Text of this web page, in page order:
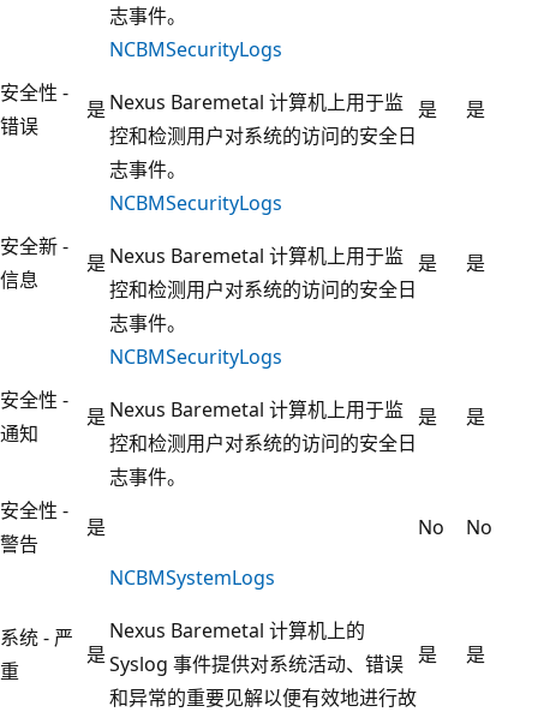
志事件。
安全性 -
错误
是
NCBMSecurityLogs
Nexus Baremetal 计算机上用于监
控和检测用户对系统的访问的安全日
志事件。
是 是
安全新 -
信息
是
NCBMSecurityLogs
Nexus Baremetal 计算机上用于监
控和检测用户对系统的访问的安全日
志事件。
是 是
安全性 -
通知
是
NCBMSecurityLogs
Nexus Baremetal 计算机上用于监
控和检测用户对系统的访问的安全日
志事件。
是 是
安全性 -
警告
是 No No
系统 - 严
重
是
NCBMSystemLogs
Nexus Baremetal 计算机上的
Syslog 事件提供对系统活动、错误
和异常的重要见解以便有效地进行故
是 是